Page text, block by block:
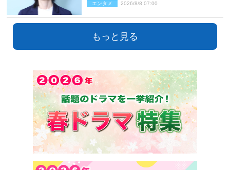
エンタメ 2026/8/8 07:00
もっと見る